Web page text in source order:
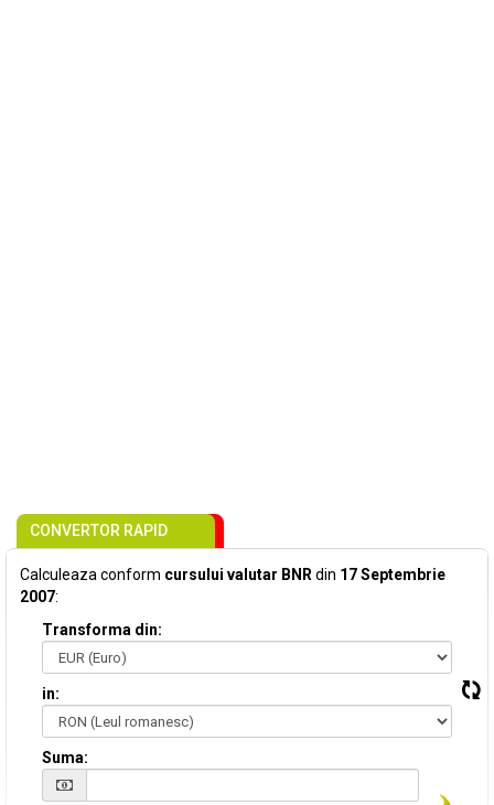
CONVERTOR RAPID
Calculeaza conform cursului valutar BNR din 17 Septembrie
2007:
Transforma din:
in:
Suma: